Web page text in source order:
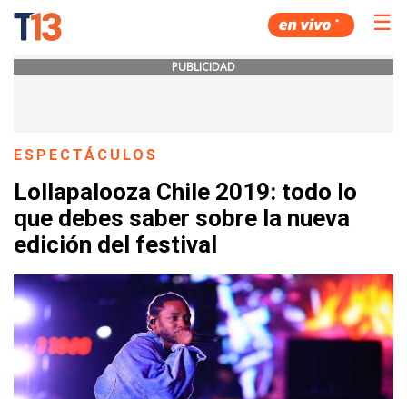
☰
PUBLICIDAD
ESPECTÁCULOS
Lollapalooza Chile 2019: todo lo
que debes saber sobre la nueva
edición del festival